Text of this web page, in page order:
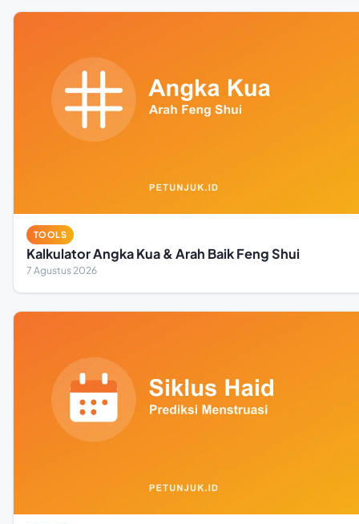
TOOLS
Kalkulator Angka Kua & Arah Baik Feng Shui
7 Agustus 2026